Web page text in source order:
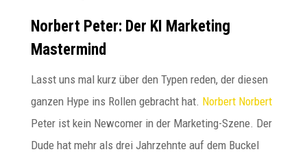
Norbert Peter: Der KI Marketing
Mastermind
Lasst uns mal kurz über den Typen reden, der diesen
ganzen Hype ins Rollen gebracht hat. Norbert Norbert
Peter ist kein Newcomer in der Marketing-Szene. Der
Dude hat mehr als drei Jahrzehnte auf dem Buckel